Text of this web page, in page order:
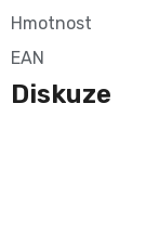
Hmotnost
EAN
Diskuze